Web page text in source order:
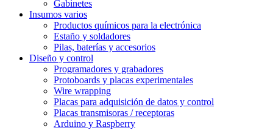
Gabinetes
Insumos varios
Productos químicos para la electrónica
Estaño y soldadores
Pilas, baterías y accesorios
Diseño y control
Programadores y grabadores
Protoboards y placas experimentales
Wire wrapping
Placas para adquisición de datos y control
Placas transmisoras / receptoras
Arduino y Raspberry